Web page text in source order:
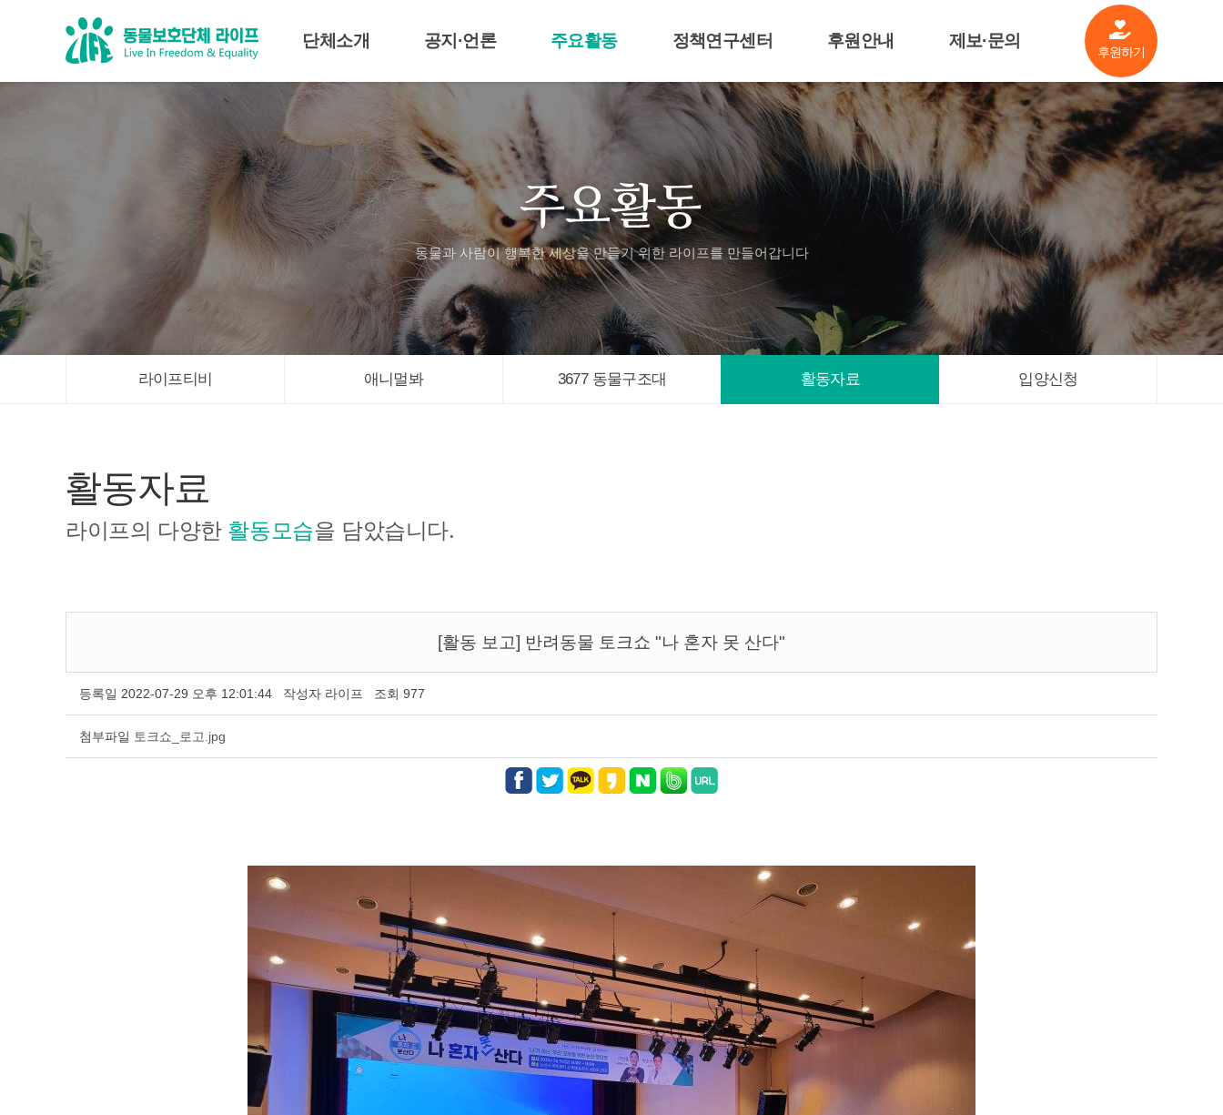
단체소개
미션·비전
대표인사말
임원진
공지·언론
공지 및 보도자료
주요활동
3677 동물구조대
입양신청
정책연구센터
센터알림
후원안내
살림공개
후원기업소개
기금안내
관련자료
제보·문의
제보·문의
후원하기
동물과 사람이 행복한 세상을 만들기 위한 라이프를 만들어갑니다
라이프티비 애니멀봐 3677 동물구조대 활동자료 입양신청
활동자료
라이프의 다양한 활동모습을 담았습니다.
[활동 보고] 반려동물 토크쇼 "나 혼자 못 산다"
등록일 2022-07-29 오후 12:01:44 작성자 라이프 조회 977
첨부파일 토크쇼_로고.jpg